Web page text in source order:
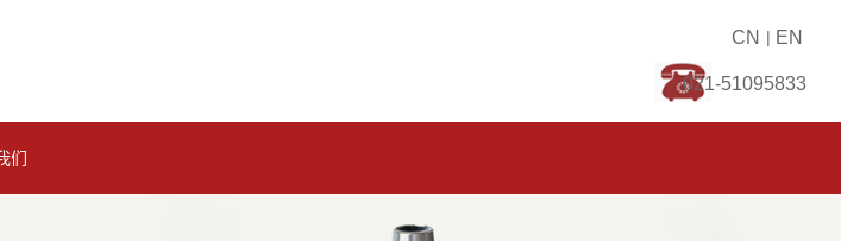
CN | EN
021-51095833
们